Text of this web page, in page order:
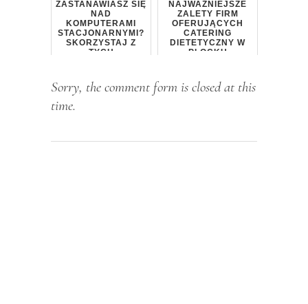
ZASTANAWIASZ SIĘ
NAD
KOMPUTERAMI
STACJONARNYMI?
SKORZYSTAJ Z
TYCH
NAJWAŻNIEJSZE
ZALETY FIRM
OFERUJĄCYCH
CATERING
DIETETYCZNY W
PŁOCKU
Sorry, the comment form is closed at this
time.